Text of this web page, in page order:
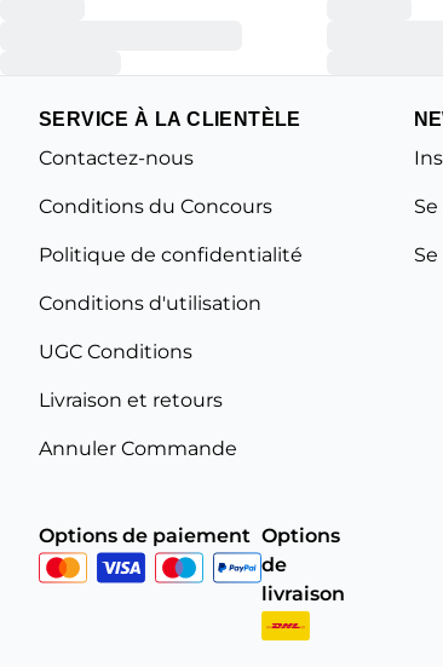
SERVICE À LA CLIENTÈLE
Contactez-nous
Conditions du Concours
Politique de confidentialité
Conditions d'utilisation
UGC Conditions
Livraison et retours
Annuler Commande
Options de paiement Options
de
livraison